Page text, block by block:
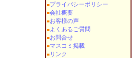
■プライバシーポリシー
■会社概要
■お客様の声
■よくあるご質問
■お問合せ
■マスコミ掲載
■リンク